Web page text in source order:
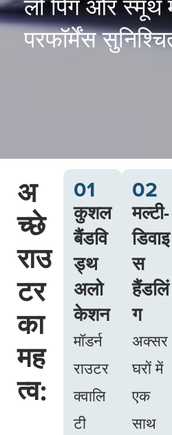
परफॉर्मेंस
अ
च्छे
राउ
टर
का
मह
त्व:
01
कुशल
बैंडवि
ड्थ
अलो
केशन
मॉडर्न
राउटर
क्वालि
टी
02
मल्टी-
डिवाइ
स
हैंडलिं
ग
अक्सर
घरों में
एक
साथ